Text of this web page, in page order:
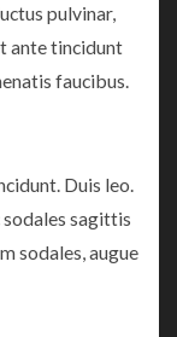
pulvinar,
ante tincidunt
faucibus.
Duis leo.
sagittis
sodales, augue